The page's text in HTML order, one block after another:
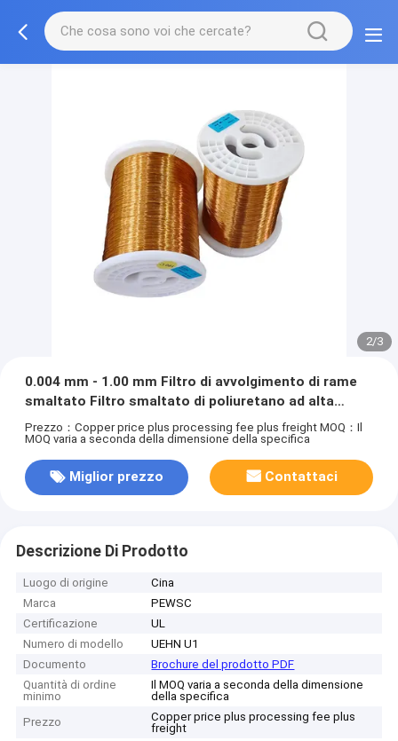
2/3
0.004 mm - 1.00 mm Filtro di avvolgimento di rame
smaltato Filtro smaltato di poliuretano ad alta
temperatura
Prezzo：Copper price plus processing fee plus freight MOQ：Il
MOQ varia a seconda della dimensione della specifica
Miglior prezzo Contattaci
Descrizione Di Prodotto
Luogo di origine
Cina
Marca
PEWSC
Certificazione
UL
Numero di modello
UEHN U1
Documento
Brochure del prodotto PDF
Quantità di ordine
minimo
Il MOQ varia a seconda della dimensione
della specifica
Prezzo
Copper price plus processing fee plus
freight